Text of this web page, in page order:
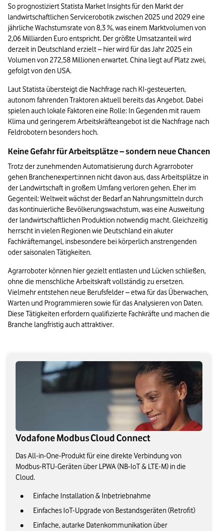
So prognostiziert Statista Market Insights für den Markt der
landwirtschaftlichen Servicerobotik zwischen 2025 und 2029 eine
jährliche Wachstumsrate von 8,3 %, was einem Marktvolumen von
2,06 Milliarden Euro entspricht. Der größte Umsatzanteil wird
derzeit in Deutschland erzielt – hier wird für das Jahr 2025 ein
Volumen von 272,58 Millionen erwartet. China liegt auf Platz zwei,
gefolgt von den USA.
Laut Statista übersteigt die Nachfrage nach KI-gesteuerten,
autonom fahrenden Traktoren aktuell bereits das Angebot. Dabei
spielen auch lokale Faktoren eine Rolle: In Gegenden mit rauem
Klima und geringerem Arbeitskräfteangebot ist die Nachfrage nach
Feldrobotern besonders hoch.
Keine Gefahr für Arbeitsplätze – sondern neue Chancen
Trotz der zunehmenden Automatisierung durch Agrarroboter
gehen Branchenexpert:innen nicht davon aus, dass Arbeitsplätze in
der Landwirtschaft in großem Umfang verloren gehen. Eher im
Gegenteil: Weltweit wächst der Bedarf an Nahrungsmitteln durch
das kontinuierliche Bevölkerungswachstum, was eine Ausweitung
der landwirtschaftlichen Produktion notwendig macht. Gleichzeitig
herrscht in vielen Regionen wie Deutschland ein akuter
Fachkräftemangel, insbesondere bei körperlich anstrengenden
oder saisonalen Tätigkeiten.
Agrarroboter können hier gezielt entlasten und Lücken schließen,
ohne die menschliche Arbeitskraft vollständig zu ersetzen.
Vielmehr entstehen neue Berufsfelder – etwa für das Überwachen,
Warten und Programmieren sowie für das Analysieren von Daten.
Diese Tätigkeiten erfordern qualifizierte Fachkräfte und machen die
Branche langfristig auch attraktiver.
Vodafone Modbus Cloud Connect
Das All-in-One-Produkt für eine direkte Verbindung von
Modbus-RTU-Geräten über LPWA (NB-IoT & LTE-M) in die
Cloud.
Einfache Installation & Inbetriebnahme
Einfaches IoT-Upgrade von Bestandsgeräten (Retrofit)
Einfache, autarke Datenkommunikation über